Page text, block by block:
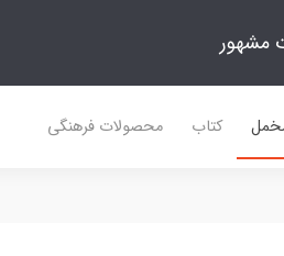
مشهور
کتاب محصولات فرهنگی